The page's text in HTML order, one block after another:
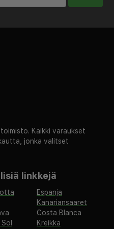
ympäri vuorokauden auki
muassa
hotellin palveluihin
concierge-
tarjoaa asiakkailleen
huonepalvelun.
drinkki 2 baarissa.
Kaikki varaukset
jonka valitset
linkkejä
Espanja
Kanariansaaret
Costa Blanca
Kreikka